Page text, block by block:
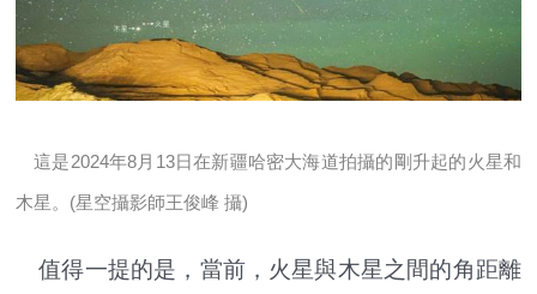
這是2024年8月13日在新疆哈密大海道拍攝的剛升起的火星和
木星。(星空攝影師王俊峰 攝)
值得一提的是，當前，火星與木星之間的角距離